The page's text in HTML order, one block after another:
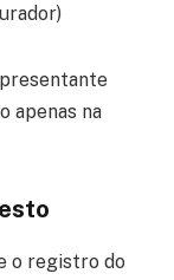
apenas na
o registro do